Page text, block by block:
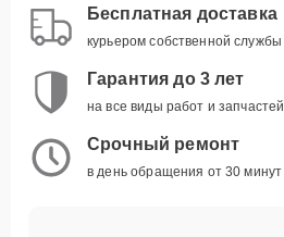
Бесплатная доставка
курьером собственной службы
Гарантия до 3 лет
на все виды работ и запчастей
Срочный ремонт
в день обращения от 30 минут